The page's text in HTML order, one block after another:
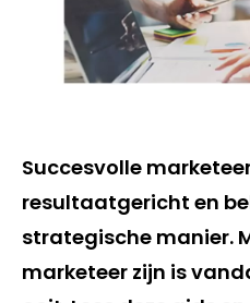
Succesvolle
resultaatgericht en
strategische manier.
marketeer zijn is